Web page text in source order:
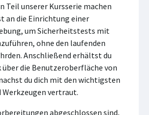
Teil unserer Kursserie machen
an die Einrichtung einer
um Sicherheitstests mit
ohne den laufenden
Anschließend erhältst du
die Benutzeroberfläche von
du dich mit den wichtigsten
vertraut.
abgeschlossen sind,